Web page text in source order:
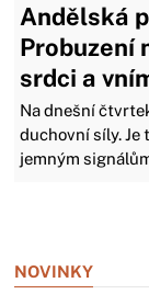
Andělská
Probuzení
srdci a
Na dnešní
duchovní síly. Je
jemným
NOVINKY